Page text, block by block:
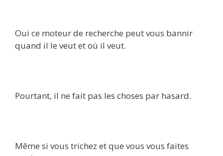
Oui ce moteur de recherche peut vous bannir
quand il le veut et où il veut.
Pourtant, il ne fait pas les choses par hasard.
Même si vous trichez et que vous vous faites